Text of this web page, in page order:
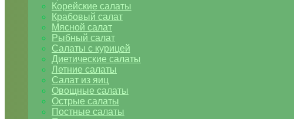
Корейские салаты
Крабовый салат
Мясной салат
Рыбный салат
Салаты с курицей
Диетические салаты
Летние салаты
Салат из яиц
Овощные салаты
Острые салаты
Постные салаты